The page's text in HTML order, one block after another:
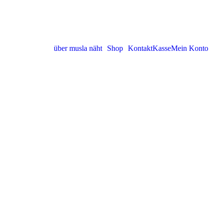
über musla näht Shop KontaktKasseMein Konto